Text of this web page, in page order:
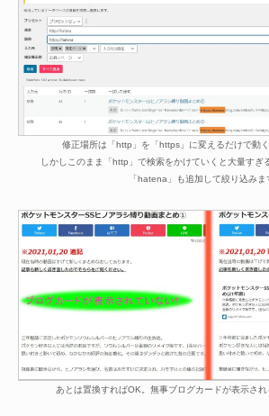
修正場所は「http」を「https」に変えるだけで動
しかしこのまま「http」で検索をかけていくと大量すぎ
「hatena」も追加して絞り込みま
あとは置換すればOK。無事ブログカードが表示さ